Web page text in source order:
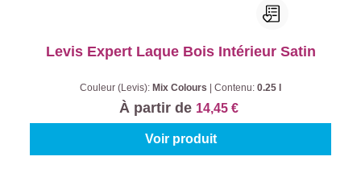
Levis Expert Laque Bois Intérieur Satin
Couleur (Levis): Mix Colours Contenu: 0.25 l
À partir de 14,45 €
Voir produit